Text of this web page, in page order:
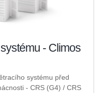
- Climos
systému před
- CRS (G4) / CRS